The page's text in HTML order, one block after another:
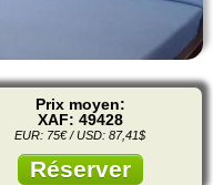
Prix moyen:
XAF: 49428
EUR: 75€ / USD: 87,41$
Réserver